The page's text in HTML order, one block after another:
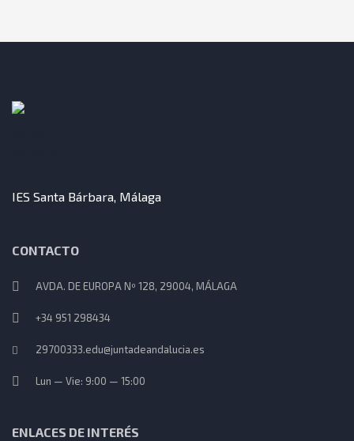
IES Santa Bárbara, Málaga
CONTACTO
AVDA. DE EUROPA Nº 128, 29004, MÁLAGA
+34 951 298434
29700333.edu@juntadeandalucia.es
Lun — Vie: 9:00 — 15:00
ENLACES DE INTERÉS